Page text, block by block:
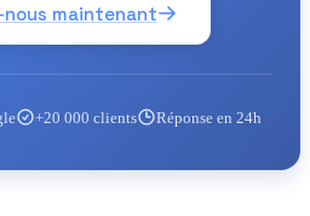
maintenant
+20 000 clients Réponse en 24h